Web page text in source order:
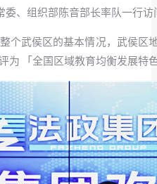
委、组织部陈音部长率队一行
个武侯区的基本情况，武侯
为 「全国区域教育均衡发展特